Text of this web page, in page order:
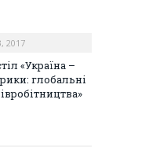
2017
«Україна –
глобальні